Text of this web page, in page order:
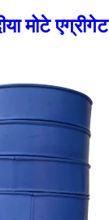
मोटे एग्रीगेट